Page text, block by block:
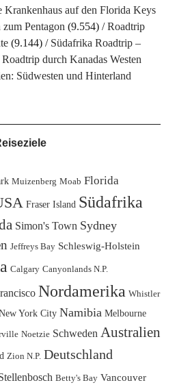
Krankenhaus auf den Florida Keys
Pentagon (9.554)
Roadtrip
(9.144)
Südafrika Roadtrip –
Roadtrip durch Kanadas Westen
Südwesten und Hinterland
Muizenberg Moab Florida
Fraser Island Südafrika
Simon's Town Sydney
Jeffreys Bay Schleswig-Holstein
Calgary Canyonlands N.P.
Nordamerika Whistler
York City Namibia Melbourne
Noetzie Schweden Australien
Zion N.P. Deutschland
Betty's Bay Vancouver